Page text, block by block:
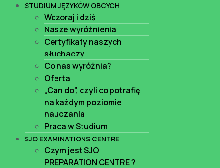
STUDIUM JĘZYKÓW OBCYCH
Wczoraj i dziś
Nasze wyróżnienia
Certyfikaty naszych
słuchaczy
Co nas wyróżnia?
Oferta
„Can do”, czyli co potrafię
na każdym poziomie
nauczania
Praca w Studium
SJO EXAMINATIONS CENTRE
Czym jest SJO
PREPARATION CENTRE ?